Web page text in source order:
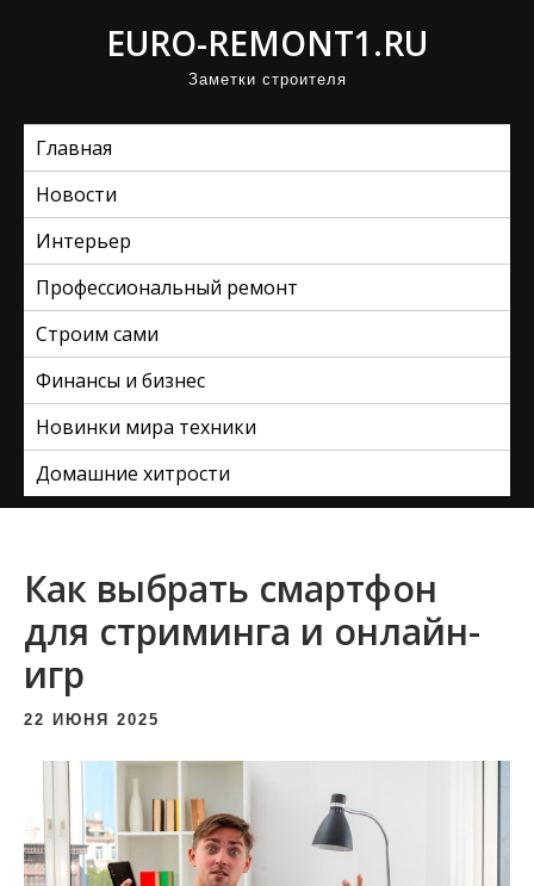
EURO-REMONT1.RU
Заметки строителя
Главная
Новости
Интерьер
Профессиональный ремонт
Строим сами
Финансы и бизнес
Новинки мира техники
Домашние хитрости
Как выбрать смартфон
для стриминга и онлайн-
игр
22 ИЮНЯ 2025